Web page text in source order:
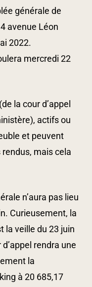
générale de
avenue Léon
2022.
mercredi 22
la cour d’appel
actifs ou
et peuvent
mais cela
n’aura pas lieu
Curieusement, la
la veille du 23 juin
rendra une
la
à 20 685,17